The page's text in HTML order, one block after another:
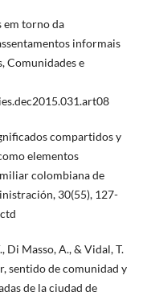
em torno da
informais
Comunidades e
compartidos y
elementos
colombiana de
30(55), 127-
Di Masso, A., & Vidal, T.
sentido de comunidad y
de la ciudad de